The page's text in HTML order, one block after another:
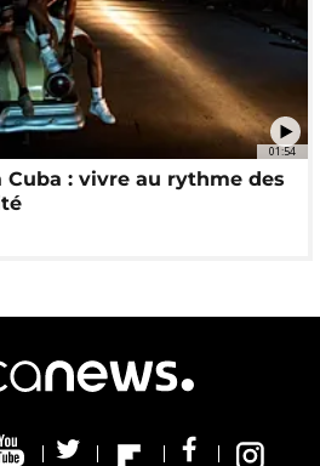
01:54
: vivre au rythme des